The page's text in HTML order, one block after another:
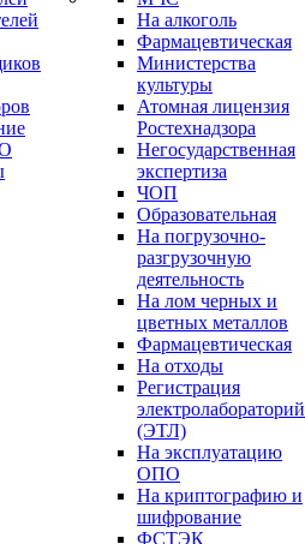
На алкоголь
Фармацевтическая
Министерства
культуры
Атомная лицензия
Ростехнадзора
Негосударственная
экспертиза
ЧОП
Образовательная
На погрузочно-
разгрузочную
деятельность
На лом черных и
цветных металлов
Фармацевтическая
На отходы
Регистрация
электролабораторий
(ЭТЛ)
На эксплуатацию
ОПО
На криптографию и
шифрование
ФСТЭК